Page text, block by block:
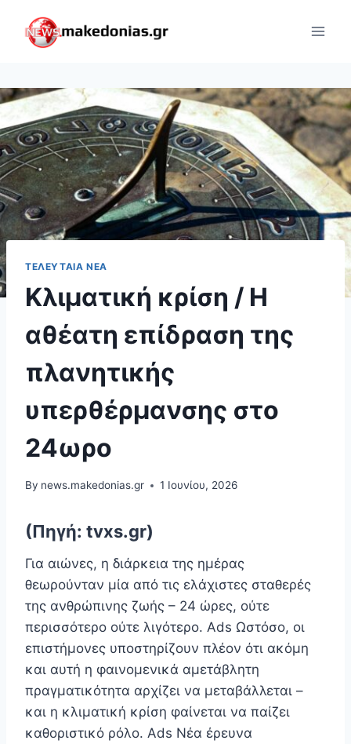
content
ΤΕΛΕΥΤΑΊΑ ΝΈΑ
Κλιματική κρίση / Η
αθέατη επίδραση της
πλανητικής
υπερθέρμανσης στο
24ωρο
By news.makedonias.gr 1 Ιουνίου, 2026
(Πηγή: tvxs.gr)
Για αιώνες, η διάρκεια της ημέρας
θεωρούνταν μία από τις ελάχιστες σταθερές
της ανθρώπινης ζωής – 24 ώρες, ούτε
περισσότερο ούτε λιγότερο. Ads Ωστόσο, οι
επιστήμονες υποστηρίζουν πλέον ότι ακόμη
και αυτή η φαινομενικά αμετάβλητη
πραγματικότητα αρχίζει να μεταβάλλεται –
και η κλιματική κρίση φαίνεται να παίζει
καθοριστικό ρόλο. Ads Νέα έρευνα